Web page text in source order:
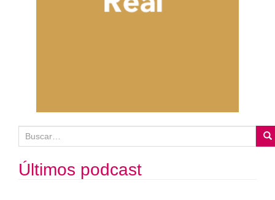
u
s
c
Últimos podcast